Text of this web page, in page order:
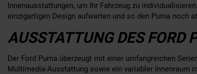
Innenausstattungen, um Ihr Fahrzeug zu
einzigartigen Design aufwarten und so den Puma noch
AUSSTATTUNG DES FORD
Der Ford Puma überzeugt mit einer umfangreichen
Multimedia-Ausstattung sowie ein variabler Innenraum